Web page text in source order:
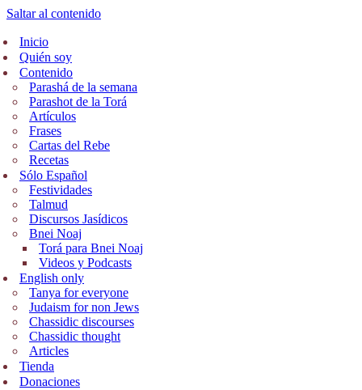
Saltar al contenido
Inicio
Quién soy
Contenido
Parashá de la semana
Parashot de la Torá
Artículos
Frases
Cartas del Rebe
Recetas
Sólo Español
Festividades
Talmud
Discursos Jasídicos
Bnei Noaj
Torá para Bnei Noaj
Videos y Podcasts
English only
Tanya for everyone
Judaism for non Jews
Chassidic discourses
Chassidic thought
Articles
Tienda
Donaciones